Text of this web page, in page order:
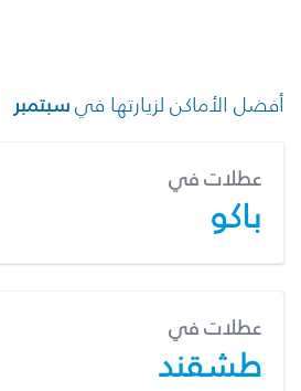
أفضل الأماكن لزيارتها فيسبتمبر
عطلات في
باكو
عطلات في
طشقند